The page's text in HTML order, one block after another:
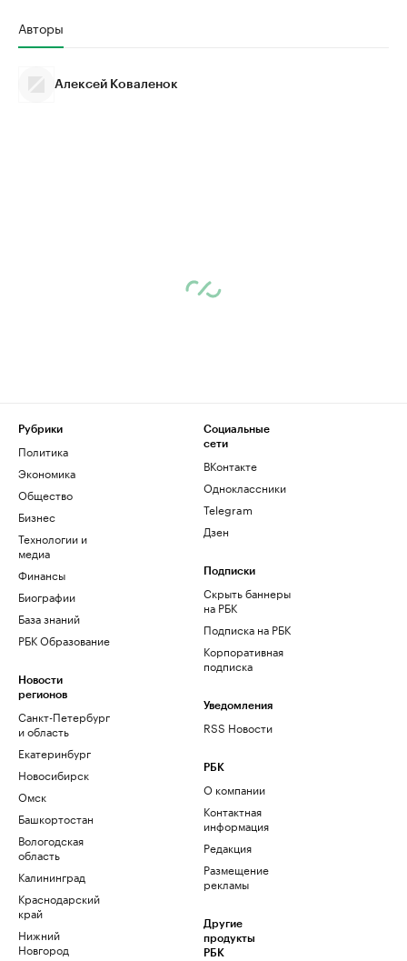
Авторы
Алексей Коваленок
Рубрики
Политика
Экономика
Общество
Бизнес
Технологии и
медиа
Финансы
Биографии
База знаний
РБК Образование
Новости
регионов
Санкт-Петербург
и область
Екатеринбург
Новосибирск
Омск
Башкортостан
Вологодская
область
Калининград
Краснодарский
край
Нижний
Новгород
Социальные
сети
ВКонтакте
Одноклассники
Telegram
Дзен
Подписки
Скрыть баннеры
на РБК
Подписка на РБК
Корпоративная
подписка
Уведомления
RSS Новости
РБК
О компании
Контактная
информация
Редакция
Размещение
рекламы
Другие
продукты
РБК